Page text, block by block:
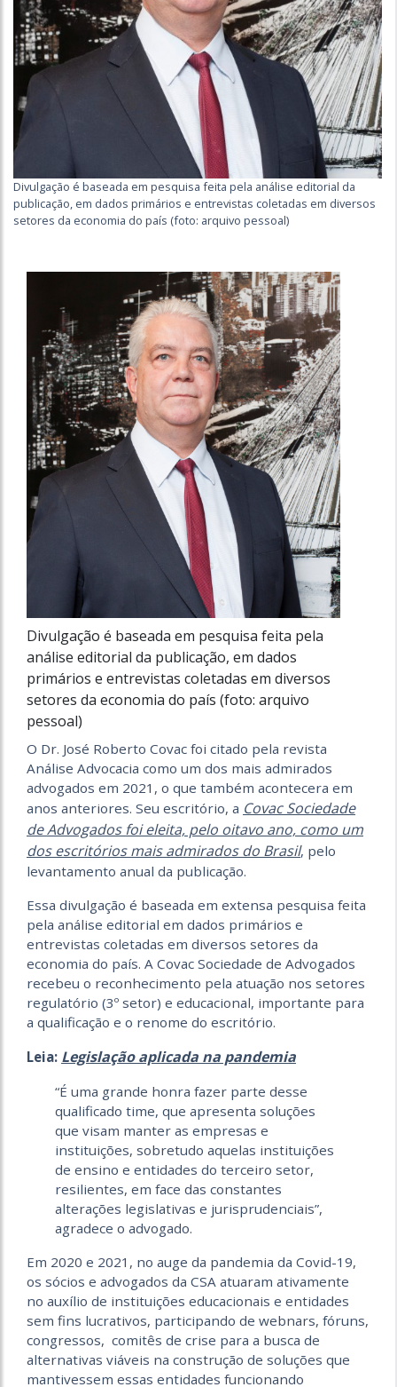
Divulgação é baseada em pesquisa feita pela análise editorial da
publicação, em dados primários e entrevistas coletadas em diversos
setores da economia do país (foto: arquivo pessoal)
Divulgação é baseada em pesquisa feita pela
análise editorial da publicação, em dados
primários e entrevistas coletadas em diversos
setores da economia do país (foto: arquivo
pessoal)
O Dr. José Roberto Covac foi citado pela revista
Análise Advocacia como um dos mais admirados
advogados em 2021, o que também acontecera em
anos anteriores. Seu escritório, a Covac Sociedade
de Advogados foi eleita, pelo oitavo ano, como um
dos escritórios mais admirados do Brasil, pelo
levantamento anual da publicação.
Essa divulgação é baseada em extensa pesquisa feita
pela análise editorial em dados primários e
entrevistas coletadas em diversos setores da
economia do país. A Covac Sociedade de Advogados
recebeu o reconhecimento pela atuação nos setores
regulatório (3º setor) e educacional, importante para
a qualificação e o renome do escritório.
Leia: Legislação aplicada na pandemia
“É uma grande honra fazer parte desse
qualificado time, que apresenta soluções
que visam manter as empresas e
instituições, sobretudo aquelas instituições
de ensino e entidades do terceiro setor,
resilientes, em face das constantes
alterações legislativas e jurisprudenciais”,
agradece o advogado.
Em 2020 e 2021, no auge da pandemia da Covid-19,
os sócios e advogados da CSA atuaram ativamente
no auxílio de instituições educacionais e entidades
sem fins lucrativos, participando de webnars, fóruns,
congressos, comitês de crise para a busca de
alternativas viáveis na construção de soluções que
mantivessem essas entidades funcionando